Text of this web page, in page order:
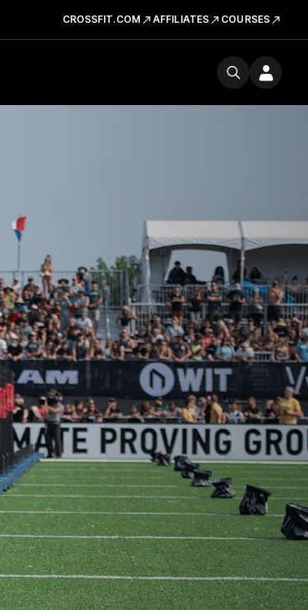
CROSSFIT.COM AFFILIATES COURSES